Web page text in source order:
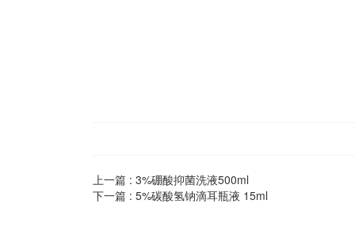
上一篇 : 3%硼酸抑菌洗液500ml
下一篇 : 5%碳酸氢钠滴耳瓶液 15ml